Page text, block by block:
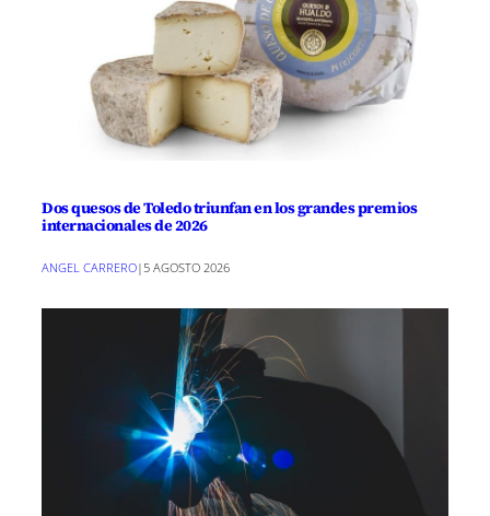
Dos quesos de Toledo triunfan en los grandes premios
internacionales de 2026
ANGEL CARRERO| 5 AGOSTO 2026